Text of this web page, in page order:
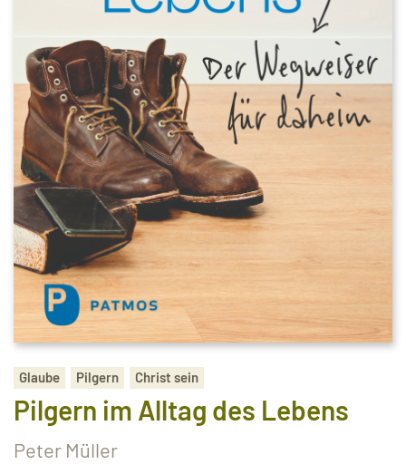
Glaube Pilgern Christ sein
Pilgern im Alltag des Lebens
Peter Müller